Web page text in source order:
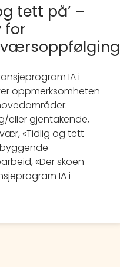
tett på’ –
for
IA i
oppmerksomheten
eller gjentakende,
«Tidlig og tett
«Der skoen
IA i